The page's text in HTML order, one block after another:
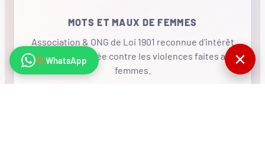
MOTS ET MAUX DE FEMMES
Association & ONG de Loi 1901 reconnue d'intérêt
général, mobilisée contre les violences faites aux
femmes.
WhatsApp ✕